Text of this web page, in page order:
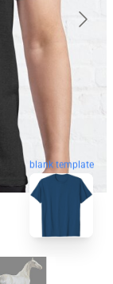
blank template